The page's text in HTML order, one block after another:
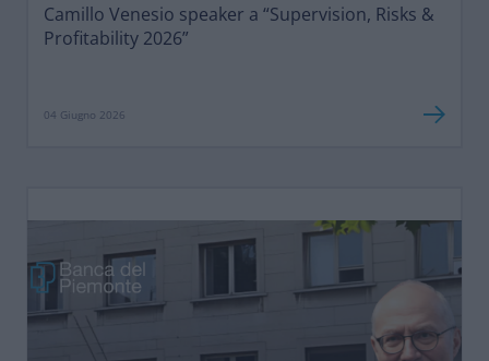
Camillo Venesio speaker a “Supervision, Risks &
Profitability 2026”
04 Giugno 2026